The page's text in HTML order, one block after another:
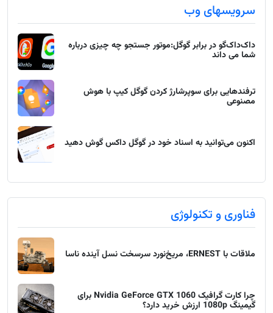
سرویسهای وب
داک‌داک‌گو در برابر گوگل:موتور جستجو چه چیزی درباره
شما می داند
ترفندهایی برای سوپرشارژ کردن گوگل کیپ با هوش
مصنوعی
اکنون می‌توانید به اسناد خود در گوگل داکس گوش دهید
فناوری و تکنولوژی
ملاقات با ERNEST، مریخ‌نورد سرسخت نسل آینده ناسا
چرا کارت گرافیک Nvidia GeForce GTX 1060 برای
گیمینگ 1080p ارزش خرید دارد؟